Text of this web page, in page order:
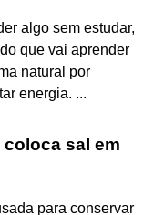
algo sem estudar,
que vai aprender
natural por
energia. ...
sal em
para conservar